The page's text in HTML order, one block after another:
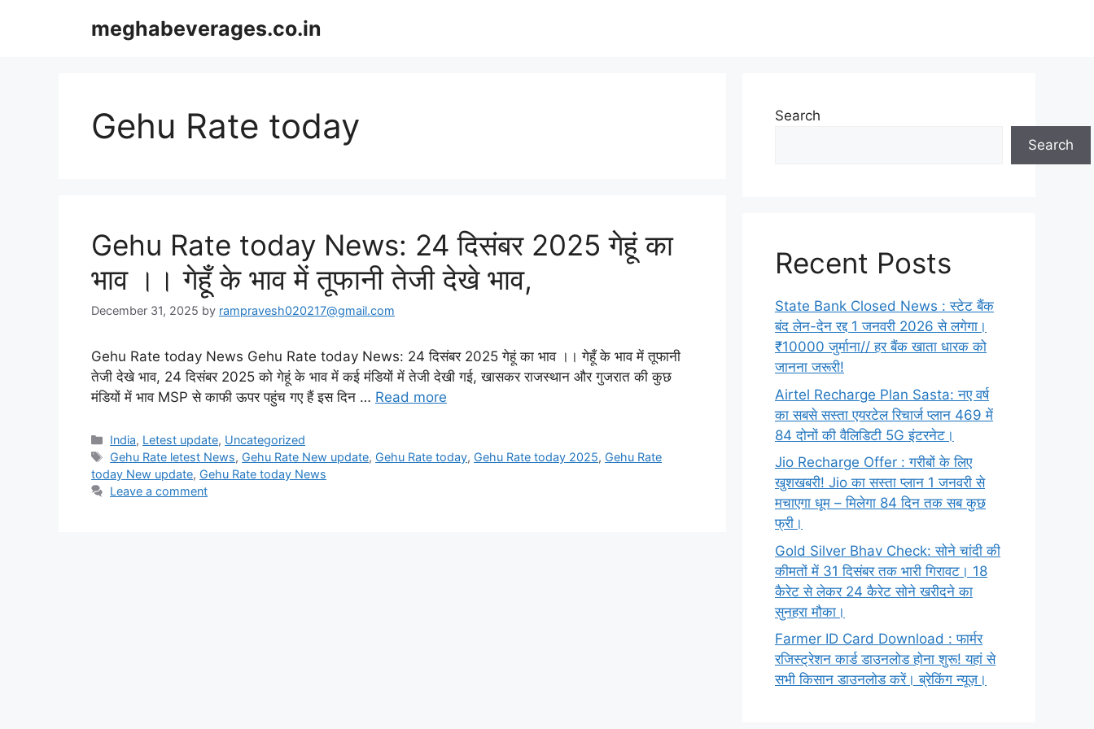
meghabeverages.co.in
Gehu Rate today
Gehu Rate today News: 24 दिसंबर 2025 गेहूं का
भाव ।। गेहूँ के भाव में तूफानी तेजी देखे भाव,
December 31, 2025 by rampravesh020217@gmail.com
Gehu Rate today News Gehu Rate today News: 24 दिसंबर 2025 गेहूं का भाव ।। गेहूँ के भाव में तूफानी
तेजी देखे भाव, 24 दिसंबर 2025 को गेहूं के भाव में कई मंडियों में तेजी देखी गई, खासकर राजस्थान और गुजरात की कुछ
मंडियों में भाव MSP से काफी ऊपर पहुंच गए हैं इस दिन … Read more
Categories
India, Letest update, Uncategorized
Tags
Gehu Rate letest News, Gehu Rate New update, Gehu Rate today, Gehu Rate today 2025, Gehu Rate
today New update, Gehu Rate today News
Leave a comment
Search
Search
Recent Posts
State Bank Closed News : स्टेट बैंक
बंद लेन-देन रद्द 1 जनवरी 2026 से लगेगा।
₹10000 जुर्माना// हर बैंक खाता धारक को
जानना जरूरी!
Airtel Recharge Plan Sasta: नए वर्ष
का सबसे सस्ता एयरटेल रिचार्ज प्लान 469 में
84 दोनों की वैलिडिटी 5G इंटरनेट।
Jio Recharge Offer : गरीबों के लिए
खुशखबरी! Jio का सस्ता प्लान 1 जनवरी से
मचाएगा धूम – मिलेगा 84 दिन तक सब कुछ
फ्री।
Gold Silver Bhav Check: सोने चांदी की
कीमतों में 31 दिसंबर तक भारी गिरावट। 18
कैरेट से लेकर 24 कैरेट सोने खरीदने का
सुनहरा मौका।
Farmer ID Card Download : फार्मर
रजिस्ट्रेशन कार्ड डाउनलोड होना शुरू! यहां से
सभी किसान डाउनलोड करें। ब्रेकिंग न्यूज़।